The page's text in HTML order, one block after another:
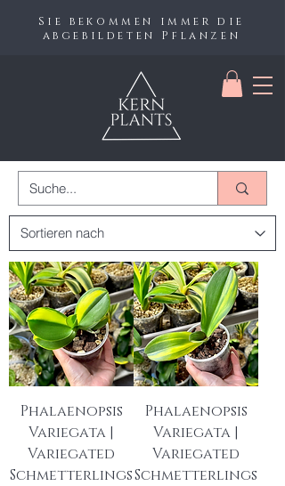
Sie bekommen immer die
abgebildeten Pflanzen
Phalaenopsis
Variegata |
Variegated
Schmetterlings
Phalaenopsis
Variegata |
Variegated
Schmetterlings